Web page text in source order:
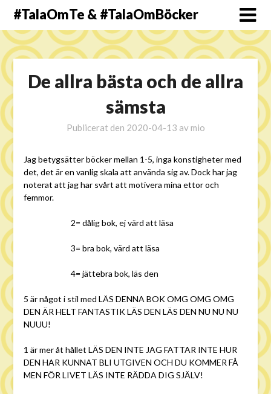
#TalaOmTe & #TalaOmBöcker
De allra bästa och de allra
sämsta
Publicerat den 2020-04-13 av mio
Jag betygsätter böcker mellan 1-5, inga konstigheter med
det, det är en vanlig skala att använda sig av. Dock har jag
noterat att jag har svårt att motivera mina ettor och
femmor.
2= dålig bok, ej värd att läsa
3= bra bok, värd att läsa
4= jättebra bok, läs den
5 är något i stil med LÄS DENNA BOK OMG OMG OMG
DEN ÄR HELT FANTASTIK LÄS DEN LÄS DEN NU NU NU
NUUU!
1 är mer åt hållet LÄS DEN INTE JAG FATTAR INTE HUR
DEN HAR KUNNAT BLI UTGIVEN OCH DU KOMMER FÅ
MEN FÖR LIVET LÄS INTE RÄDDA DIG SJÄLV!